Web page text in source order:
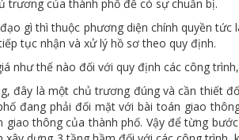
trương của thành phố để có sự chuẩn bị.
gì thì thuộc phương diện chính quyền
tục nhận và xử lý hồ sơ theo quy định.
như thế nào đối với quy định các công
đây là một chủ trương đúng và cần thiết
đang phải đối mặt với bài toán giao
giao thông của thành phố. Vậy để từng